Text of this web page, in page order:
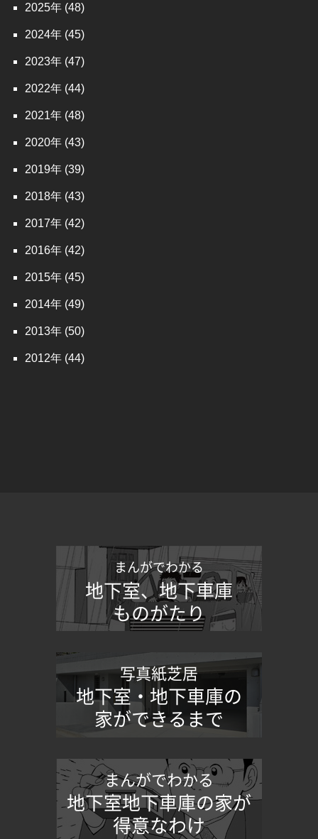
2025 (48)
2024 (45)
2023 (47)
2022 (44)
2021 (48)
2020 (43)
2019 (39)
2018 (43)
2017 (42)
2016 (42)
2015 (45)
2014 (49)
2013 (50)
2012 (44)
まんがでわかる
地下室、地下車庫
ものがたり
写真紙芝居
地下室・地下車庫の
家ができるまで
まんがでわかる
地下室地下車庫の家が
得意なわけ